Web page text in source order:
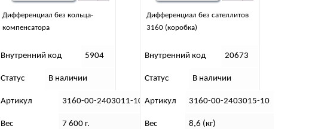
Дифференциал без кольца-
компенсатора
Внутренний код 5904
Статус В наличии
Артикул 3160-00-2403011-10
Вес 7 600 г.
Дифференциал без сателлитов
3160 (коробка)
Внутренний код 20673
Статус В наличии
Артикул 3160-00-2403015-10
Вес 8,6 (кг)